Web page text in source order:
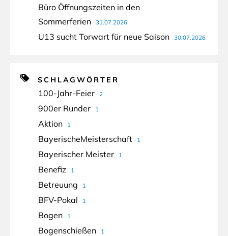
Büro Öffnungszeiten in den
Sommerferien
31.07.2026
U13 sucht Torwart für neue Saison 30.07.2026
SCHLAGWÖRTER
100-Jahr-Feier 2
900er Runder 1
Aktion 1
BayerischeMeisterschaft 1
Bayerischer Meister 1
Benefiz 1
Betreuung 1
BFV-Pokal 1
Bogen 1
Bogenschießen 1